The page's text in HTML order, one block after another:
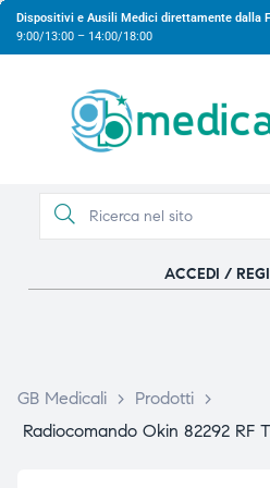
Dispositivi e Ausili Medici direttamente dalla
9:00/13:00 – 14:00/18:00
ACCEDI /
GB Medicali > Prodotti
>
Radiocomando Okin 82292 RF